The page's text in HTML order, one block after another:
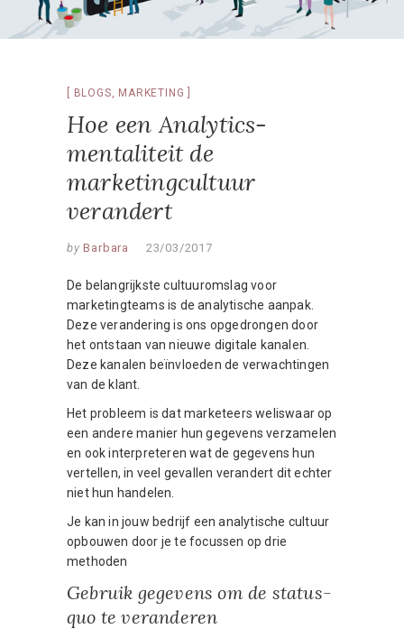
BLOGS MARKETING
Hoe een Analytics-
mentaliteit de
marketingcultuur
verandert
by Barbara 23/03/2017
De belangrijkste cultuuromslag voor
marketingteams is de analytische aanpak.
Deze verandering is ons opgedrongen door
het ontstaan van nieuwe digitale kanalen.
Deze kanalen beïnvloeden de verwachtingen
van de klant.
Het probleem is dat marketeers weliswaar op
een andere manier hun gegevens verzamelen
en ook interpreteren wat de gegevens hun
vertellen, in veel gevallen verandert dit echter
niet hun handelen.
Je kan in jouw bedrijf een analytische cultuur
opbouwen door je te focussen op drie
methoden
Gebruik gegevens om de status-
quo te veranderen